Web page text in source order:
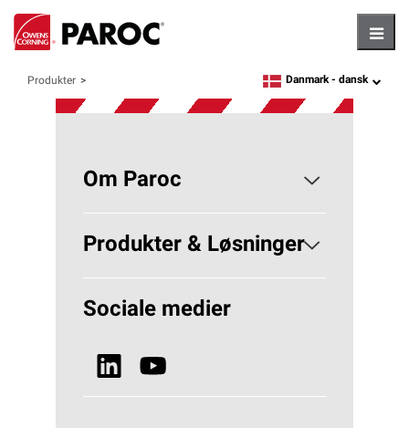
Produkter language
Danmark - dansk
Om Paroc
Om PAROC
Hvorfor Stenuld?
Bæredygtighed
Nyheder & Media
Produkter & Løsninger
Løsninger Bygningsisolering
Sociale medier